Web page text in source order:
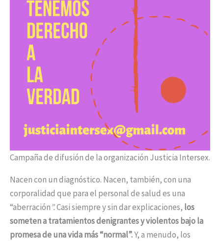
Campaña de difusión de la organización Justicia Intersex.
Nacen con un diagnóstico. Nacen, también, con una
corporalidad que para el personal de salud es una
“aberración”.Casi siempre y sin dar explicaciones, los
someten a tratamientos denigrantes y violentos bajo la
promesa de una vida más “normal”.Y, a menudo, los